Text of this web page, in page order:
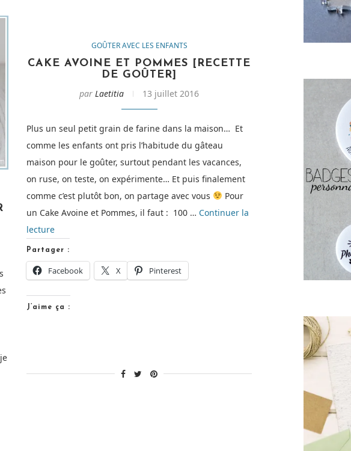
GOÛTER AVEC LES ENFANTS
CAKE AVOINE ET POMMES [RECETTE
DE GOÛTER]
par Laetitia 13 juillet 2016
Plus un seul petit grain de farine dans la maison… Et
comme les enfants ont pris l’habitude du gâteau
maison pour le goûter, surtout pendant les vacances,
on ruse, on teste, on expérimente… Et puis finalement
comme c’est plutôt bon, on partage avec vous
Pour
un Cake Avoine et Pommes, il faut : 100 … Continuer la
lecturede
Avoine
et
Pommes
[Recette
Partager :
Facebook X Pinterest
J’aime ça :